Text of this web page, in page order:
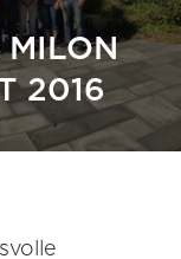
MILON
2016